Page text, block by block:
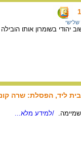
יהודי בשומרון אותו
ליד, הפסלת: שרה
/למידע מלא...